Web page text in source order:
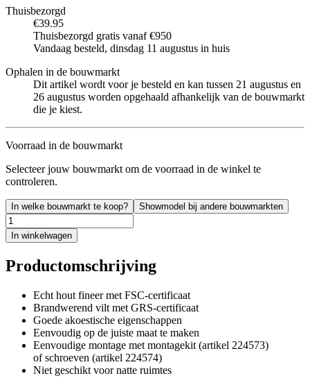
Thuisbezorgd
€39.95
Thuisbezorgd gratis vanaf €950
Vandaag besteld, dinsdag 11 augustus in huis
Ophalen in de bouwmarkt
Dit artikel wordt voor je besteld en kan tussen 21 augustus en
26 augustus worden opgehaald afhankelijk van de bouwmarkt
die je kiest.
Voorraad in de bouwmarkt
Selecteer jouw bouwmarkt om de voorraad in de winkel te
controleren.
In welke bouwmarkt te koop? Showmodel bij andere bouwmarkten
In winkelwagen
Productomschrijving
Echt hout fineer met FSC-certificaat
Brandwerend vilt met GRS-certificaat
Goede akoestische eigenschappen
Eenvoudig op de juiste maat te maken
Eenvoudige montage met montagekit (artikel 224573)
of schroeven (artikel 224574)
Niet geschikt voor natte ruimtes